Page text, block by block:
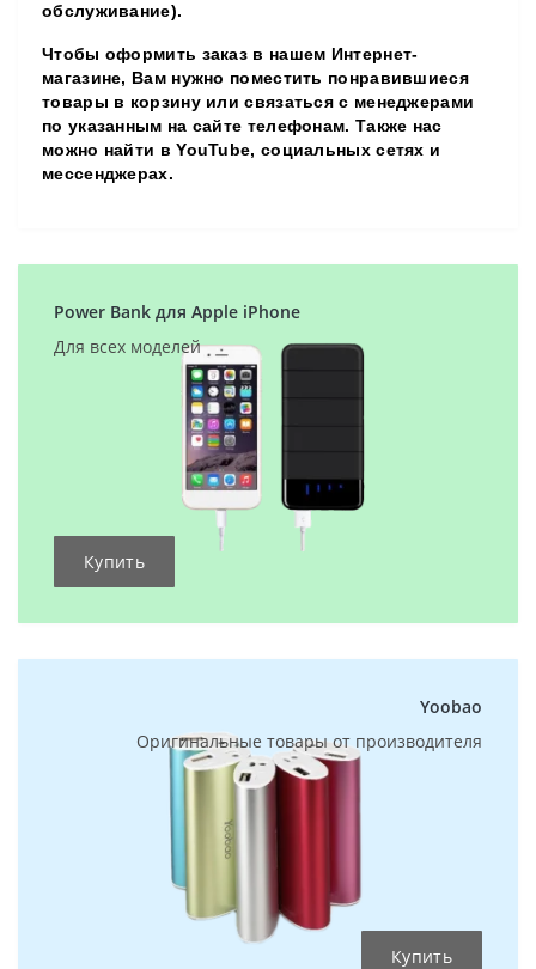
обслуживание).
Чтобы оформить заказ в нашем Интернет-
магазине, Вам нужно поместить понравившиеся
товары в корзину или связаться с менеджерами
по указанным на сайте телефонам. Также нас
можно найти в YouTube, социальных сетях и
мессенджерах.
Power Bank для Apple iPhone
Для всех моделей
Купить
Yoobao
Оригинальные товары от производителя
Купить